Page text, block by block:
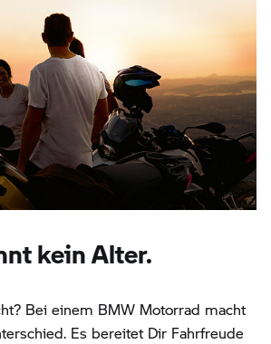
kein Alter.
Bei einem BMW Motorrad macht
Es bereitet Dir Fahrfreude